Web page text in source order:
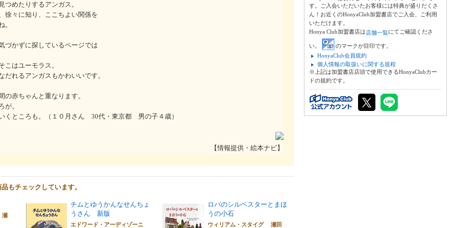
つめたりするアンガス。
徐々に知り、ここちよい関係を
。
づかずに探しているページでは
こはユーモラス。
れるアンガスもかわいいです。
赤ちゃんと重なります。
が。
くところも。（１０月さん 30代・東京都 男の子４歳）
【情報提供・絵本ナビ】
もチェックしています。
瀬
チムとゆうかんなせんちょ
うさん 新版
エドワード・アーディゾーニ
ロバのシルベスターとまほ
うの小石
ウィリアム・スタイグ 瀬田
す。ご入会いただいたお客様には特典が盛りだくさ
ん！お近くのHonyaClub加盟書店でご入会、ご利用
いただけます。
Honya Club加盟書店は店舗一覧にてご確認くださ
い。
のマークが目印です。
HonyaClub会員規約
個人情報の取扱いに関する規程
※上記は加盟書店店頭で使用できるHonyaClubカー
ドの規約です。